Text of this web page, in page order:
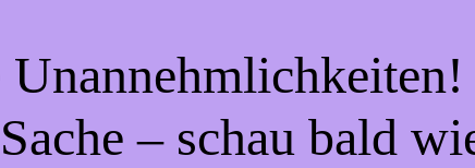
– schau bald